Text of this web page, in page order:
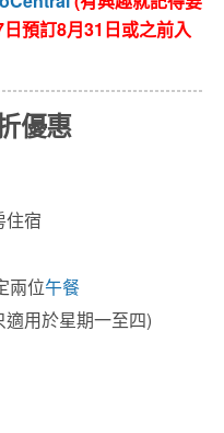
預訂8月31日或之前入
優惠
住宿
兩位午餐
用於星期一至四)